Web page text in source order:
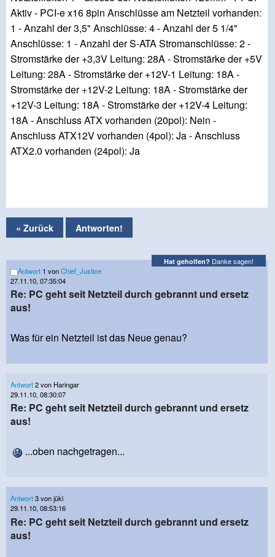
Aktiv - PCI-e x16 8pin Anschlüsse am Netzteil vorhanden:
1 - Anzahl der 3,5" Anschlüsse: 4 - Anzahl der 5 1/4"
Anschlüsse: 1 - Anzahl der S-ATA Stromanschlüsse: 2 -
Stromstärke der +3,3V Leitung: 28A - Stromstärke der +5V
Leitung: 28A - Stromstärke der +12V-1 Leitung: 18A -
Stromstärke der +12V-2 Leitung: 18A - Stromstärke der
+12V-3 Leitung: 18A - Stromstärke der +12V-4 Leitung:
18A - Anschluss ATX vorhanden (20pol): Nein -
Anschluss ATX12V vorhanden (4pol): Ja - Anschluss
ATX2.0 vorhanden (24pol): Ja
« Zurück Antworten!
Hat geholfen? Danke sagen!
Antwort 1 vonChief_Justice
27.11.10, 07:35:04
Re: PC geht seit Netzteil durch gebrannt und ersetz
aus!
Was für ein Netzteil ist das Neue genau?
Antwort2 von Haringar
29.11.10, 08:30:07
Re: PC geht seit Netzteil durch gebrannt und ersetz
aus!
...oben nachgetragen...
Antwort3 von jüki
29.11.10, 08:53:16
Re: PC geht seit Netzteil durch gebrannt und ersetz
aus!